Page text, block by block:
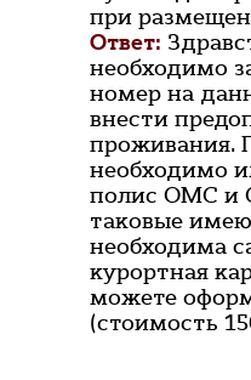
при
Ответ:
необходимо
номер на
внести
проживания.
необходимо
полис ОМС и
таковые
необходима
курортная
можете
(стоимость